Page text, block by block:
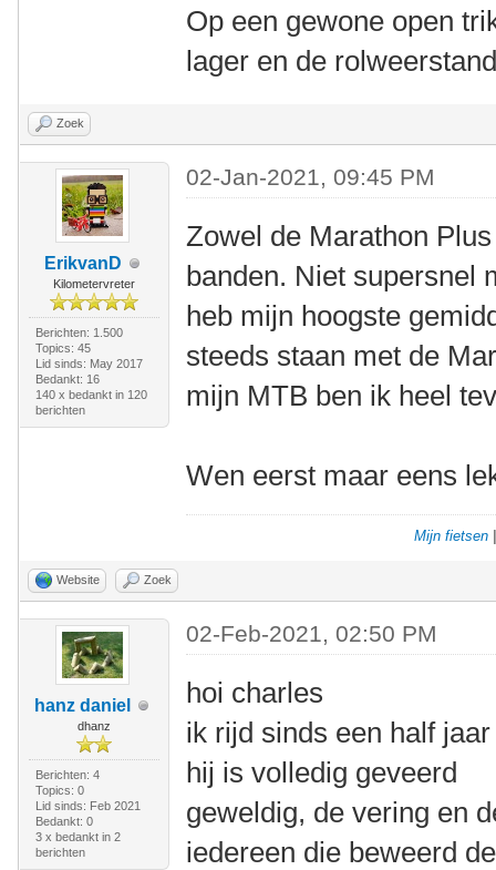
Op een gewone open
lager en de
Zoek
ErikvanD
Kilometervreter
Berichten: 1.500
Topics: 45
Lid sinds: May 2017
Bedankt: 16
140 x bedankt in 120
berichten
02-Jan-2021, 09:45 PM
Zowel de Marathon
banden. Niet supersnel
heb mijn hoogste
steeds staan met de
mijn MTB ben ik heel
Wen eerst maar eens
Mijn fietsen
Website Zoek
hanz daniel
dhanz
Berichten: 4
Topics: 0
Lid sinds: Feb 2021
Bedankt: 0
3 x bedankt in 2
berichten
02-Feb-2021, 02:50 PM
hoi charles
ik rijd sinds een half
hij is volledig geveerd
geweldig, de vering en
iedereen die beweerd